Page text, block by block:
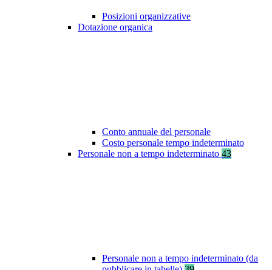
Posizioni organizzative
Dotazione organica
Conto annuale del personale
Costo personale tempo indeterminato
Personale non a tempo indeterminato 43
Personale non a tempo indeterminato (da